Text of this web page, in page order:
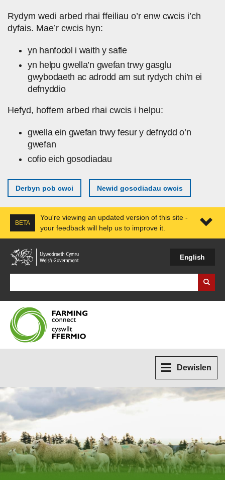
Rydym wedi arbed rhai ffeiliau o’r enw cwcis i’ch
dyfais. Mae’r cwcis hyn:
yn hanfodol i waith y safle
yn helpu gwella’n gwefan trwy gasglu
gwybodaeth ac adrodd am sut rydych chi’n ei
defnyddio
Hefyd, hoffem arbed rhai cwcis i helpu:
gwella ein gwefan trwy fesur y defnydd o’n
gwefan
cofio eich gosodiadau
Derbyn pob cwci Newid gosodiadau cwcis
BETA
You're viewing an updated version of this site -
your feedback will help us to improve it.
English
Dewislen